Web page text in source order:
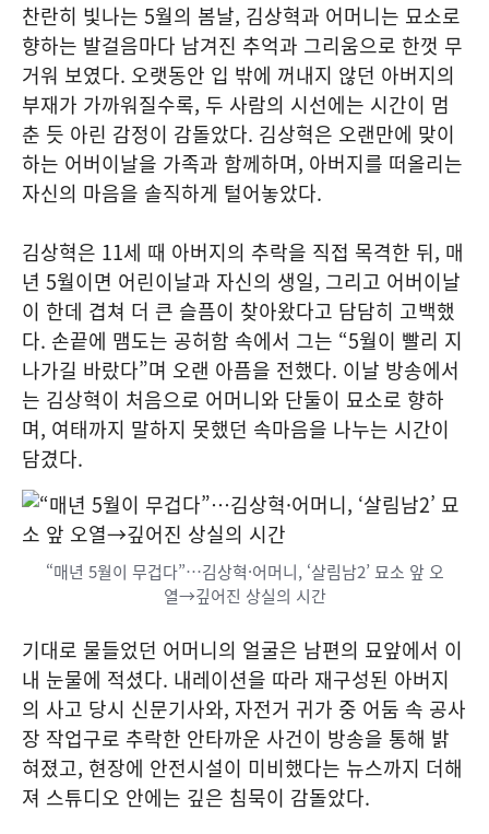
찬란히 빛나는 5월의 봄날, 김상혁과 어머니는 묘소로
향하는 발걸음마다 남겨진 추억과 그리움으로 한껏 무
거워 보였다. 오랫동안 입 밖에 꺼내지 않던 아버지의
부재가 가까워질수록, 두 사람의 시선에는 시간이 멈
춘 듯 아린 감정이 감돌았다. 김상혁은 오랜만에 맞이
하는 어버이날을 가족과 함께하며, 아버지를 떠올리는
자신의 마음을 솔직하게 털어놓았다.
김상혁은 11세 때 아버지의 추락을 직접 목격한 뒤, 매
년 5월이면 어린이날과 자신의 생일, 그리고 어버이날
이 한데 겹쳐 더 큰 슬픔이 찾아왔다고 담담히 고백했
다. 손끝에 맴도는 공허함 속에서 그는 “5월이 빨리 지
나가길 바랐다”며 오랜 아픔을 전했다. 이날 방송에서
는 김상혁이 처음으로 어머니와 단둘이 묘소로 향하
며, 여태까지 말하지 못했던 속마음을 나누는 시간이
담겼다.
“매년 5월이 무겁다”…김상혁·어머니, ‘살림남2’ 묘소 앞 오
열→깊어진 상실의 시간
기대로 물들었던 어머니의 얼굴은 남편의 묘앞에서 이
내 눈물에 적셨다. 내레이션을 따라 재구성된 아버지
의 사고 당시 신문기사와, 자전거 귀가 중 어둠 속 공사
장 작업구로 추락한 안타까운 사건이 방송을 통해 밝
혀졌고, 현장에 안전시설이 미비했다는 뉴스까지 더해
져 스튜디오 안에는 깊은 침묵이 감돌았다.